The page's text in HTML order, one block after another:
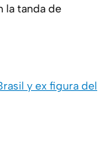
la tanda de
y ex figura del